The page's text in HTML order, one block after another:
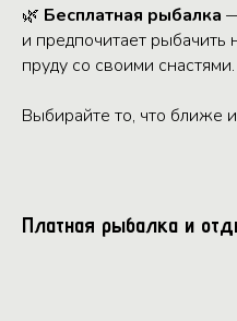
🌿 Бесплатная рыбалка
и предпочитает
пруду со своими снастями.
Выбирайте то, что ближе
Платная рыбалка и